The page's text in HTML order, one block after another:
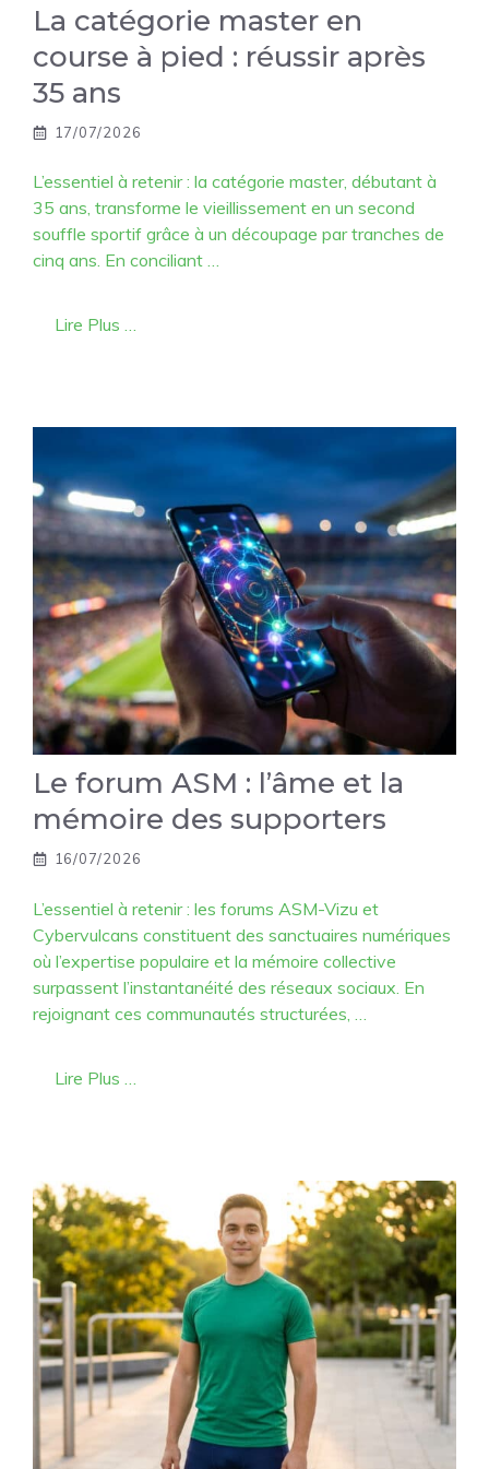
La catégorie master en
course à pied : réussir après
35 ans
17/07/2026
L’essentiel à retenir : la catégorie master, débutant à
35 ans, transforme le vieillissement en un second
souffle sportif grâce à un découpage par tranches de
cinq ans. En conciliant …
Lire Plus …
Le forum ASM : l’âme et la
mémoire des supporters
16/07/2026
L’essentiel à retenir : les forums ASM-Vizu et
Cybervulcans constituent des sanctuaires numériques
où l’expertise populaire et la mémoire collective
surpassent l’instantanéité des réseaux sociaux. En
rejoignant ces communautés structurées, …
Lire Plus …